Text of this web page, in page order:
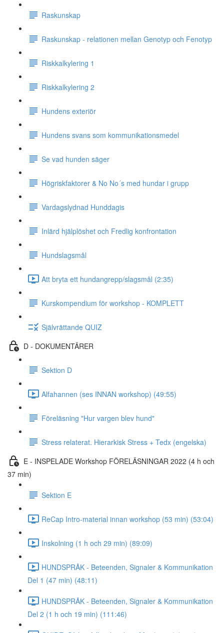
Raskunskap
Raskunskap - relationen mellan Genotyp och Fenotyp
Riskkalkylering 1
Riskkalkylering 2
Hundens exteriör
Hundens svans som kommunikationsmedel
Se vad hunden säger
Högriskfaktorer & No No´s med hundar i grupp
Vardagslydnad Hunddagis
Inlärd hjälplöshet och Fredlig konfrontation
Hundslagsmål
Att bryta ett hundangrepp/slagsmål (2:35)
Kurskompendium för workshop - KOMPLETT
Självrättande QUIZ
D - DOKUMENTÄRER
Sektion D
Alfahannen (ses INNAN workshop) (49:55)
Föreläsning "Hur vargen blev hund"
Stress relaterat. Hierarkisk Stress + Tedx (engelska)
E - INSPELADE Workshop FÖRELÄSNINGAR 2022 (4 h och
37 min)
Sektion E
ReCap Intro-material innan workshop (53 min) (53:04)
Inskolning (1 h och 29 min) (89:09)
HUNDSPRÅK - Beteenden, Signaler & Kommunikation
Del 1 (47 min) (48:11)
HUNDSPRÅK - Beteenden, Signaler & Kommunikation
Del 2 (1 h och 19 min) (111:46)